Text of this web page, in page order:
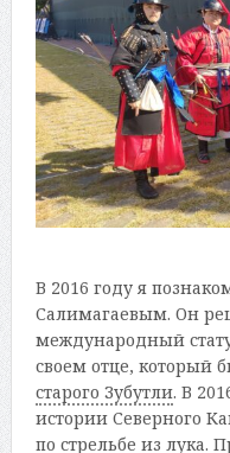
В 2016 году я
Салимагаевым. Он
международный
своем отце, который
старого Зубутли. В
истории Северного
по стрельбе из лука.